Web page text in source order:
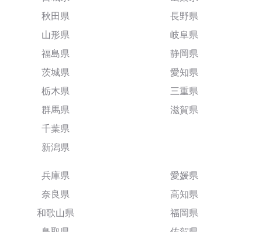
秋田県
山形県
福島県
茨城県
栃木県
群馬県
千葉県
新潟県
長野県
岐阜県
静岡県
愛知県
三重県
滋賀県
兵庫県
奈良県
和歌山県
愛媛県
高知県
福岡県